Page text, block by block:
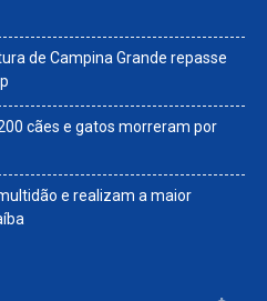
de Campina Grande repasse
cães e gatos morreram por
e realizam a maior